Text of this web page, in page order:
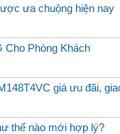
ưa chuộng hiện nay
Cho Phòng Khách
giá ưu đãi,
thế nào mới hợp lý?